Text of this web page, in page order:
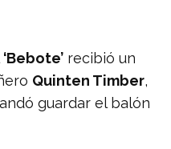
‘Bebote’ recibió un
Quinten Timber,
guardar el balón